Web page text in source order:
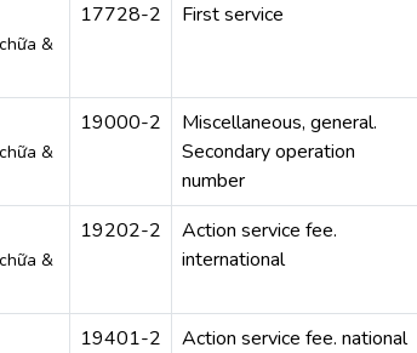
&
17728-2 First service
&
19000-2
Miscellaneous, general.
Secondary operation
number
&
19202-2
Action service fee.
international
19401-2 Action service fee. national